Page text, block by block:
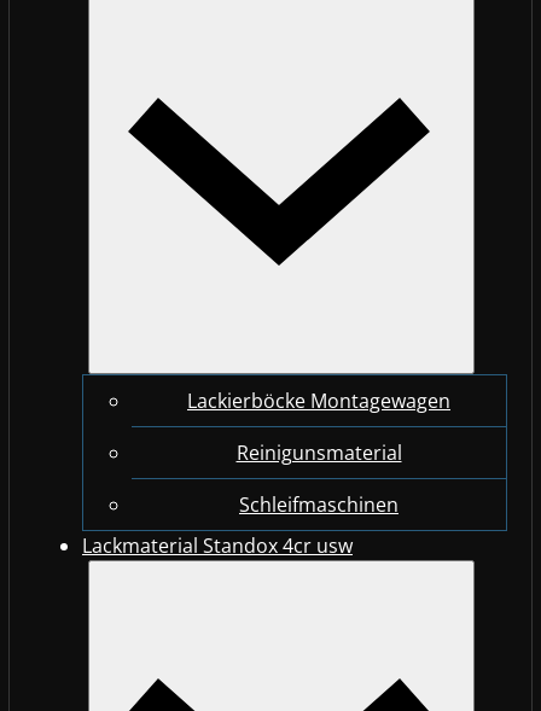
Lackierböcke Montagewagen
Reinigunsmaterial
Schleifmaschinen
Lackmaterial Standox 4cr usw